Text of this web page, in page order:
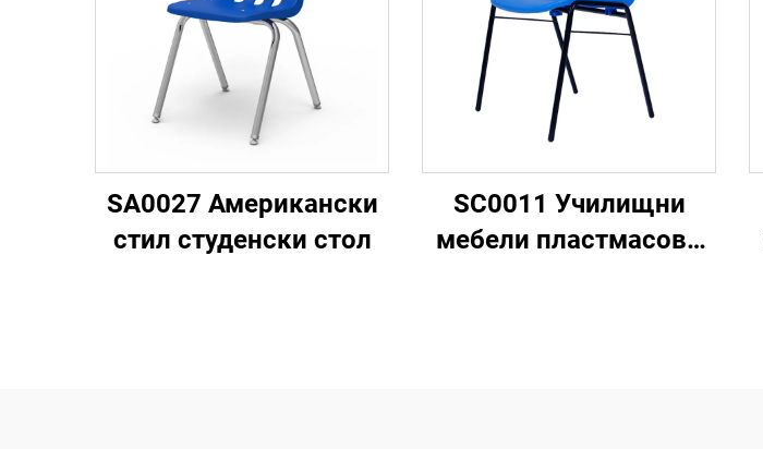
SA0027 Американски
стил студенски стол
SC0011 Училищни
мебели пластмасово